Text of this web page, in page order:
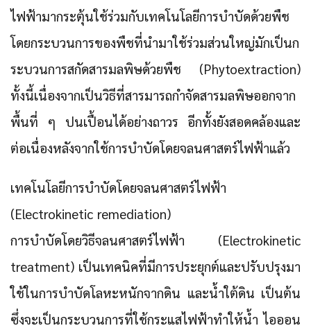
ไฟฟ้ามากระตุ้นใช้ร่วมกับเทคโนโลยีการบำบัดด้วยพืช
โดยกระบวนการของพืชที่นำมาใช้ร่วมส่วนใหญ่มักเป็นก
ระบวนการสกัดสารมลพิษด้วยพืช (Phytoextraction)
ทั้งนี้เนื่องจากเป็นวิธีที่สารมารถกำจัดสารมลพิษออกจาก
พื้นที่ ๆ ปนเปื้อนได้อย่างถาวร อีกทั้งยังสอดคล้องและ
ต่อเนื่องหลังจากใช้การบำบัดโดยจลนศาสตร์ไฟฟ้าแล้ว
เทคโนโลยีการบำบัดโดยจลนศาสตร์ไฟฟ้า
(Electrokinetic remediation)
การบำบัดโดยวิธีจลนศาสตร์ไฟฟ้า (Electrokinetic
treatment) เป็นเทคนิคที่มีการประยุกต์และปรับปรุงมา
ใช้ในการบำบัดโลหะหนักจากดิน และน้ำใต้ดิน เป็นต้น
ซึ่งจะเป็นกระบวนการที่ใช้กระแสไฟฟ้าทำให้น้ำ ไอออน